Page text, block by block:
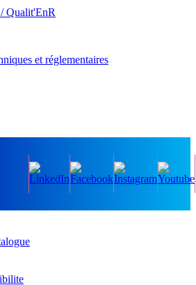
Qualit'EnR
et réglementaires